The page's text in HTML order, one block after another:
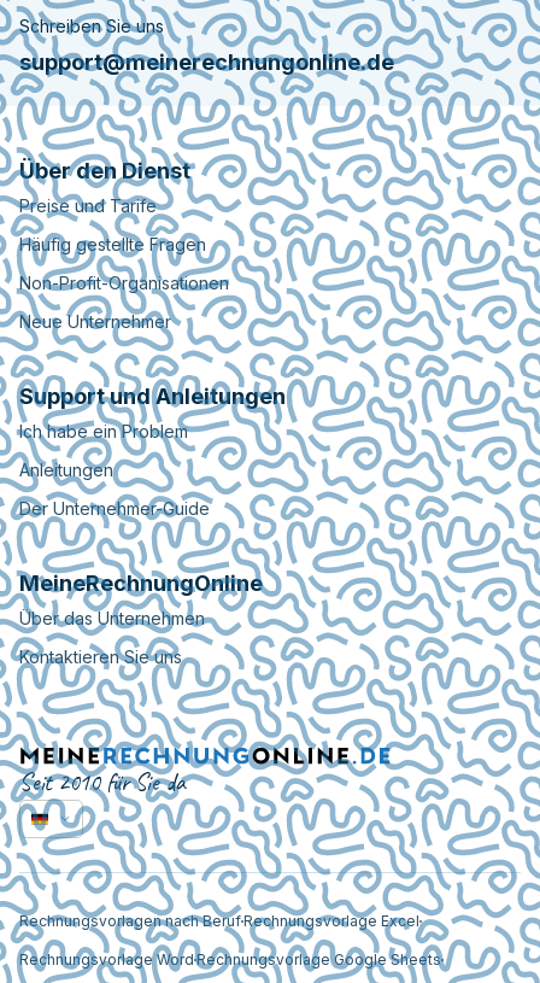
Schreiben Sie uns
support@meinerechnungonline.de
Über den Dienst
Preise und Tarife
Häufig gestellte Fragen
Non-Profit-Organisationen
Neue Unternehmer
Support und Anleitungen
Ich habe ein Problem
Anleitungen
Der Unternehmer-Guide
MeineRechnungOnline
Über das Unternehmen
Kontaktieren Sie uns
Seit 2010 für Sie da
Rechnungsvorlagen nach BerufRechnungsvorlage Excel
Rechnungsvorlage Word Rechnungsvorlage Google Sheets